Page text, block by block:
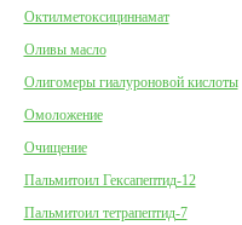
Октилметоксициннамат
Оливы масло
Олигомеры гиалуроновой кислоты
Омоложение
Очищение
Пальмитоил Гексапептид-12
Пальмитоил тетрапептид-7